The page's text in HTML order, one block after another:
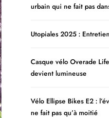
urbain qui ne fait pas
Utopiales 2025 :
Casque vélo Overade
devient lumineuse
Vélo Ellipse Bikes E2 :
ne fait pas qu’à moitié